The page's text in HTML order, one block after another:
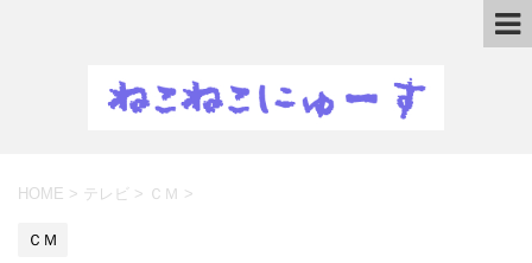
HOME > テレビ > ＣＭ >
ＣＭ